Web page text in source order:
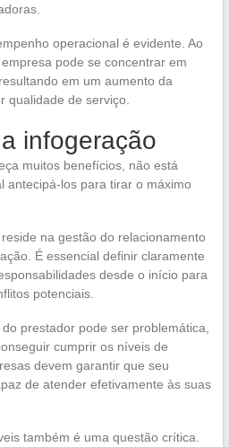
operacional é evidente. Ao
pode se concentrar em
em um aumento da
qualidade de serviço.
infogeração
muitos benefícios, não está
antecipá-los para tirar o máximo
na gestão do relacionamento
É essencial definir claramente
desde o início para
potenciais.
prestador pode ser problemática,
cumprir os níveis de
devem garantir que seu
de atender efetivamente às suas
também é uma questão crítica.